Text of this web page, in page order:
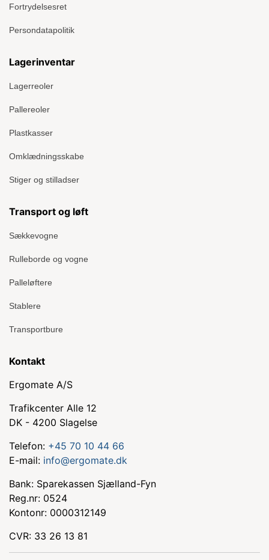
Fortrydelsesret
Persondatapolitik
Lagerinventar
Lagerreoler
Pallereoler
Plastkasser
Omklædningsskabe
Stiger og stilladser
Transport og løft
Sækkevogne
Rulleborde og vogne
Palleløftere
Stablere
Transportbure
Kontakt
Ergomate A/S
Trafikcenter Alle 12
DK - 4200 Slagelse
Telefon: +45 70 10 44 66
E-mail: info@ergomate.dk
Bank: Sparekassen Sjælland-Fyn
Reg.nr: 0524
Kontonr: 0000312149
CVR: 33 26 13 81